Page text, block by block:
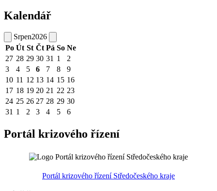
Kalendář
Srpen2026
Po Út St Čt Pá So Ne
27 28 29 30 31 1
2
3
4 5 6 7 8
9
10 11 12 13 14 15 16
17 18 19 20 21 22 23
24 25 26 27 28 29 30
31 1 2 3 4 5 6
Portál krizového řízení
Portál krizového řízení Středočeského kraje